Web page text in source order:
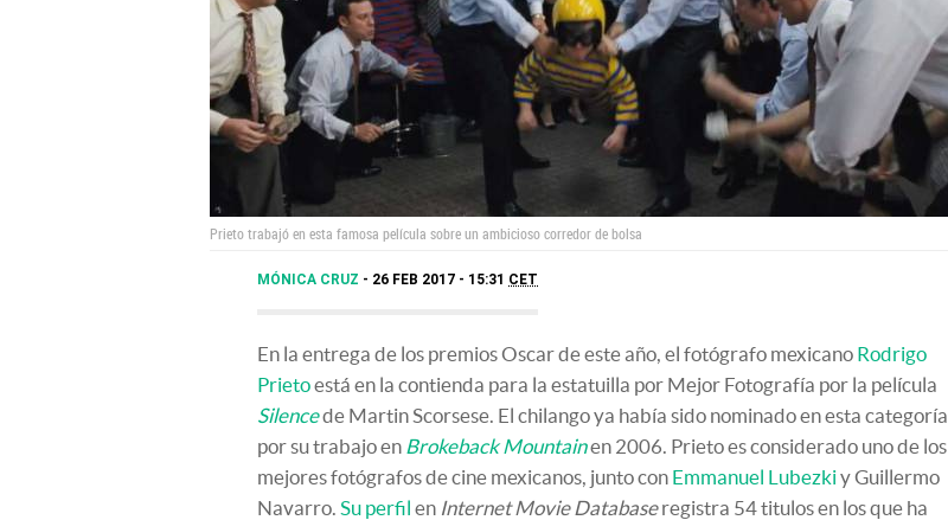
Prieto trabajó en esta famosa película sobre un ambicioso corredor de bolsa
MÓNICA CRUZ 26 FEB 2017 - 15:31 CET
En la entrega de los premios Oscar de este año, el fotógrafo mexicano Rodrigo
Prietoestá en la contienda para la estatuilla por Mejor Fotografía por la película
Silencede Martin Scorsese. El chilango ya había sido nominado en esta categoría
por su trabajo en Brokeback Mountainen 2006. Prieto es considerado uno de los
mejores fotógrafos de cine mexicanos, junto con Emmanuel Lubezkiy Guillermo
Navarro. Su perfil en Internet Movie Databaseregistra 54 titulos en los que ha